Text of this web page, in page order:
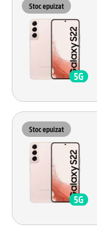
Stoc epuizat
Stoc epuizat